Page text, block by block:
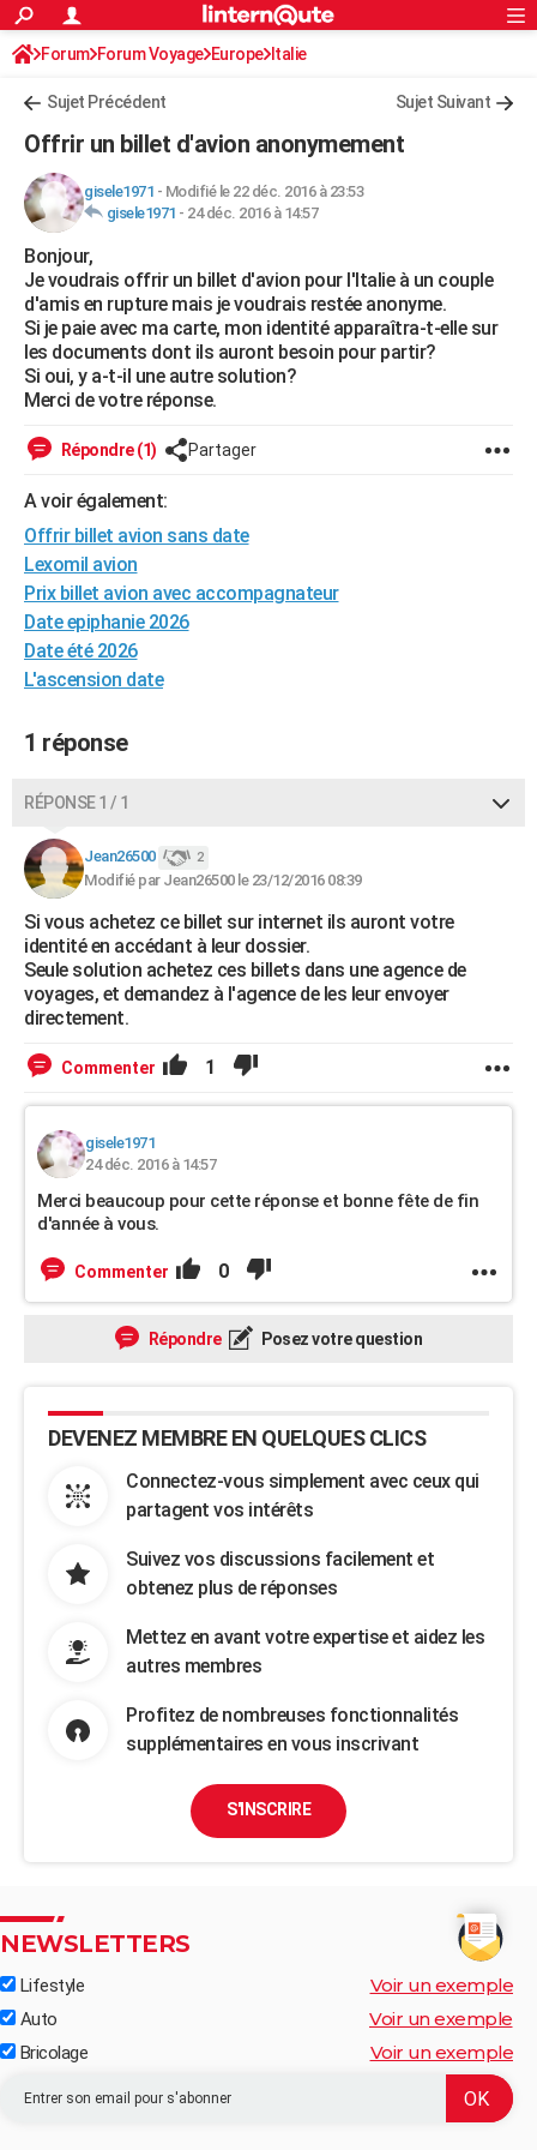
ACTUALITÉS
Politique
Société
Faits Divers
Education
Monde
Villes
+
FINANCE
Retraite
Impôts
Epargne
Immobilier
Risques naturels par ville
Banque
Assurance
Crédit
AUTO
Essais
Réserver un essai
Citadines
Berlines
SUV
Forum auto
+HIGH-TECH
Mobiles
Meilleur smartphone
Internet
Ordinateurs
Jeux vidéo
Guide high-tech
+BRICOLAGE
Forum
Aménagement intérieur
Extérieur
Cuisine
Salle de bains
Jardinage
Rangement
WEEK-END
Art de vivre
Bien-être
Loisirs
Mode
Modes de vie
Alimentation
Guide de la santé
Maladies
Médicaments
Sommeil
Destinations
City break
Voyage nature
Voyage de noces
Forum
Climat
+PHOTO
GUIDES D'ACHAT
BONS PLANS
Carte de Noël
Carte Bonne année
Carte Saint-Valentin
Carte Pâques
Carte d'anniversaire
DICTIONNAIRE
Dictionnaire
Biographies
Citations
Expressions
Proverbes
PROGRAMME TV
COPAINS D'AVANT
S'inscrire
Se connecter
Lycées
Collèges
Primaires
Universités
Entreprises
Service militaire
Avis de recherche
FORUM
Bricolage
Lifestyle
Culture
Sport
Auto
Television
Voyage
Cinema
S'inscrire
Connexion
Forum Forum Voyage Europe Italie
Sujet Précédent Sujet Suivant
Offrir un billet d'avion anonymement
gisele1971 - Modifié le 22 déc. 2016 à 23:53
gisele1971 - 24 déc. 2016 à 14:57
Bonjour,
Je voudrais offrir un billet d'avion pour l'Italie à un couple
d'amis en rupture mais je voudrais restée anonyme.
Si je paie avec ma carte, mon identité apparaîtra-t-elle sur
les documents dont ils auront besoin pour partir?
Si oui, y a-t-il une autre solution?
Merci de votre réponse.
Répondre (1) Partager
A voir également:
Offrir billet avion sans date
Lexomil avion
Prix billet avion avec accompagnateur
Date epiphanie 2026
Date été 2026
L'ascension date
1 réponse
RÉPONSE 1 / 1
Jean26500 2
Modifié par Jean26500 le 23/12/2016 08:39
Si vous achetez ce billet sur internet ils auront votre
identité en accédant à leur dossier.
Seule solution achetez ces billets dans une agence de
voyages, et demandez à l'agence de les leur envoyer
directement.
Commenter 1
gisele1971
24 déc. 2016 à 14:57
Merci beaucoup pour cette réponse et bonne fête de fin
d'année à vous.
Commenter 0
Répondre Posez votre question
DEVENEZ MEMBRE EN QUELQUES CLICS
Connectez-vous simplement avec ceux qui
partagent vos intérêts
Suivez vos discussions facilement et
obtenez plus de réponses
Mettez en avant votre expertise et aidez les
autres membres
Profitez de nombreuses fonctionnalités
supplémentaires en vous inscrivant
S'INSCRIRE
NEWSLETTERS
Lifestyle Voir un exemple
Auto Voir un exemple
Bricolage Voir un exemple